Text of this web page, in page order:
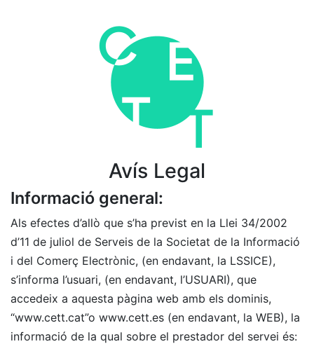
Avís Legal
Informació general:
Als efectes d’allò que s’ha previst en la Llei 34/2002
d’11 de juliol de Serveis de la Societat de la Informació
i del Comerç Electrònic, (en endavant, la LSSICE),
s’informa l’usuari, (en endavant, l’USUARI), que
accedeix a aquesta pàgina web amb els dominis,
“www.cett.cat”o www.cett.es (en endavant, la WEB), la
informació de la qual sobre el prestador del servei és: